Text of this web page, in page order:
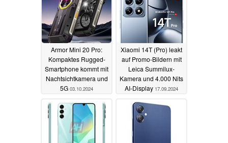
Armor Mini 20 Pro:
Kompaktes Rugged-
Smartphone kommt mit
Nachtsichtkamera und
5G 03.10.2024
Xiaomi 14T (Pro) leakt
auf Promo-Bildern mit
Leica Summilux-
Kamera und 4.000 Nits
AI-Display 17.09.2024